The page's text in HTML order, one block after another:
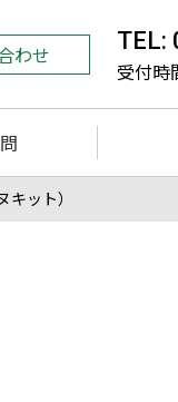
わせ TEL:
受付時
ット）